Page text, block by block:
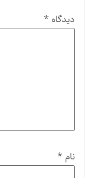
دیدگاه *
نام *